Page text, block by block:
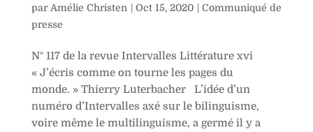
par Amélie Christen | Oct 15, 2020 | Communiqué de
presse
N° 117 de la revue Intervalles Littérature xvi
« J’écris comme on tourne les pages du
monde. » Thierry Luterbacher L’idée d’un
numéro d’Intervalles axé sur le bilinguisme,
voire même le multilinguisme, a germé il y a